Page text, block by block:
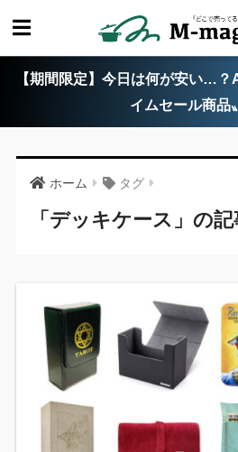
【期間限定】今日は何が安い…
イムセール商品
ホーム タグ
「デッキケース」の